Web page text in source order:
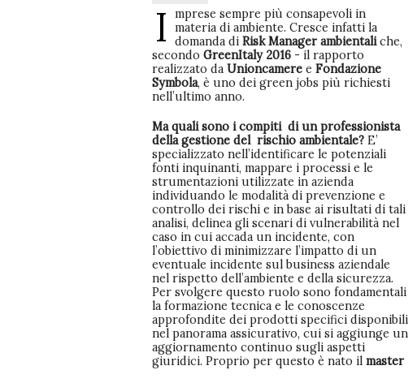
I
mprese sempre più consapevoli in
materia di ambiente. Cresce infatti la
domanda di Risk Manager ambientaliche,
secondo GreenItaly 2016 - il rapporto
realizzato da Unioncamere e Fondazione
Symbola, è uno dei green jobs più richiesti
nell’ultimo anno.
Ma quali sono i compiti di un professionista
della gestione del rischio ambientale? E’
specializzato nell’identificare le potenziali
fonti inquinanti, mappare i processi e le
strumentazioni utilizzate in azienda
individuando le modalità di prevenzione e
controllo dei rischi e in base ai risultati di tali
analisi, delinea gli scenari di vulnerabilità nel
caso in cui accada un incidente, con
l’obiettivo di minimizzare l’impatto di un
eventuale incidente sul business aziendale
nel rispetto dell’ambiente e della sicurezza.
Per svolgere questo ruolo sono fondamentali
la formazione tecnica e le conoscenze
approfondite dei prodotti specifici disponibili
nel panorama assicurativo, cui si aggiunge un
aggiornamento continuo sugli aspetti
giuridici. Proprio per questo è nato il master